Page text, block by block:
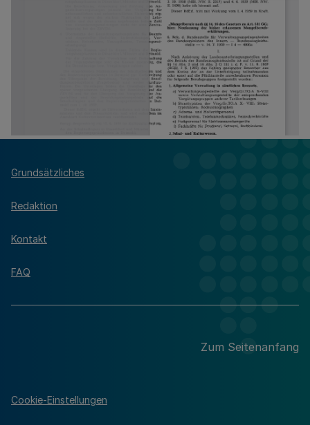
Grundsätzliches
Redaktion
Kontakt
FAQ
Zum Seitenanfang
Cookie-Einstellungen